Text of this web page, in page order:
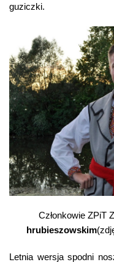
guziczki.
Członkowie ZPiT
hrubieszowskim
Letnia wersja spodni